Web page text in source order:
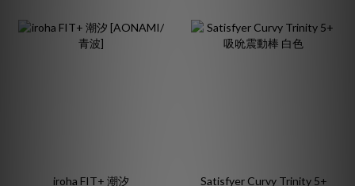
iroha FIT+ 潮汐
Satisfyer Curvy Trinity 5+